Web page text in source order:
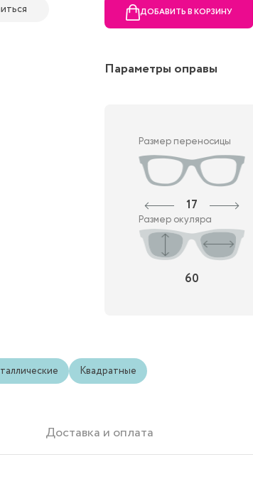
ДОБАВИТЬ В КОРЗИНУ
Параметры оправы
Размер переносицы
17
Размер окуляра
60
Квадратные
Доставка и оплата